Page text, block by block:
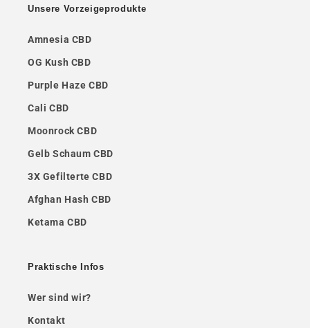
Unsere Vorzeigeprodukte
Amnesia CBD
OG Kush CBD
Purple Haze CBD
Cali CBD
Moonrock CBD
Gelb Schaum CBD
3X Gefilterte CBD
Afghan Hash CBD
Ketama CBD
Praktische Infos
Wer sind wir?
Kontakt